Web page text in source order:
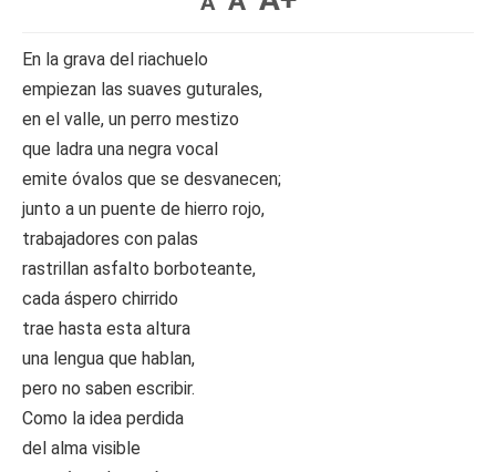
En la grava del riachuelo
empiezan las suaves guturales,
en el valle, un perro mestizo
que ladra una negra vocal
emite óvalos que se desvanecen;
junto a un puente de hierro rojo,
trabajadores con palas
rastrillan asfalto borboteante,
cada áspero chirrido
trae hasta esta altura
una lengua que hablan,
pero no saben escribir.
Como la idea perdida
del alma visible